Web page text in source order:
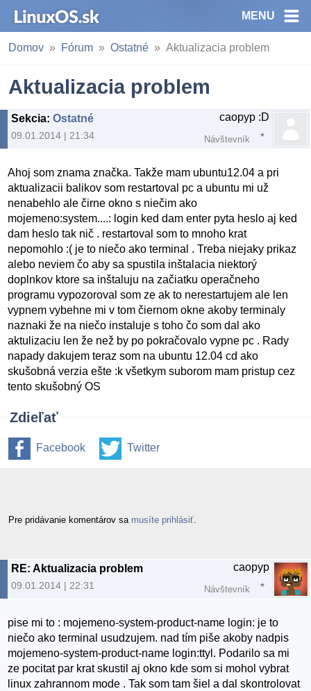
MENU
Domov Fórum Ostatné Aktualizacia problem
Aktualizacia problem
Sekcia: Ostatné
09.01.2014 | 21:34
caopyp :D
Návštevník
Ahoj som znama značka. Takže mam ubuntu12.04 a pri
aktualizacii balikov som restartoval pc a ubuntu mi už
nenabehlo ale čirne okno s niečim ako
mojemeno:system....: login ked dam enter pyta heslo aj ked
dam heslo tak nič . restartoval som to mnoho krat
nepomohlo :( je to niečo ako terminal . Treba niejaky prikaz
alebo neviem čo aby sa spustila inštalacia niektorý
doplnkov ktore sa inštaluju na začiatku operačneho
programu vypozoroval som ze ak to nerestartujem ale len
vypnem vybehne mi v tom čiernom okne akoby terminaly
naznaki že na niečo instaluje s toho čo som dal ako
aktulizaciu len že než by po pokračovalo vypne pc . Rady
napady dakujem teraz som na ubuntu 12.04 cd ako
skušobná verzia ešte :k všetkym suborom mam pristup cez
tento skušobný OS
Zdieľať
Facebook Twitter
Pre pridávanie komentárov sa musíte prihlásiť
RE: Aktualizacia problem
09.01.2014 | 22:31
caopyp
Návštevník
pise mi to : mojemeno-system-product-name login: je to
niečo ako terminal usudzujem. nad tím piše akoby nadpis
mojemeno-system-product-name login:ttyl. Podarilo sa mi
ze pocitat par krat skustil aj okno kde som si mohol vybrat
linux zahrannom mode . Tak som tam šiel a dal skontrolovat